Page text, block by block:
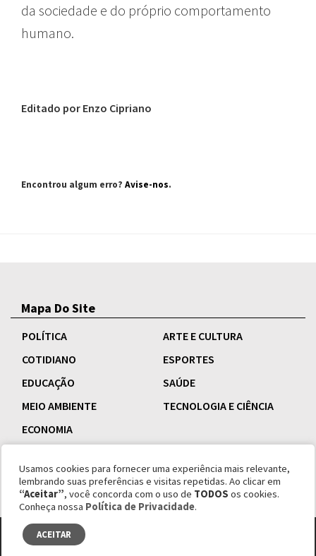
da sociedade e do próprio comportamento
humano.
Editado por Enzo Cipriano
Encontrou algum erro? Avise-nos.
Mapa Do Site
POLÍTICA
ARTE E CULTURA
COTIDIANO
ESPORTES
EDUCAÇÃO
SAÚDE
MEIO AMBIENTE
TECNOLOGIA E CIÊNCIA
ECONOMIA
© copyright 1995 - 2026 Revista Esquinas.
Usamos cookies para fornecer uma experiência mais relevante,
lembrando suas preferências e visitas repetidas. Ao clicar em
“Aceitar”, você concorda com o uso de TODOS os cookies.
Conheça nossa Política de Privacidade.
ACEITAR